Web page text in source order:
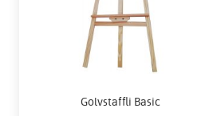
Golvstaffli Basic